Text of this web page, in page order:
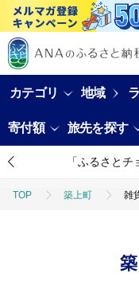
カテゴリ 地域
寄付額 旅先を探す
「ふるさと
TOP 築上町 雑